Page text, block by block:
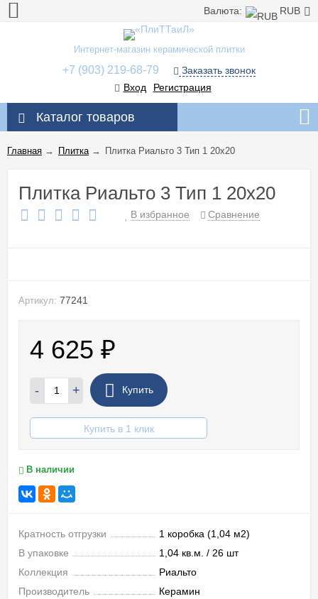
Валюта: RUB
Интернет-магазин керамической плитки
+7 (903) 219-68-79
Заказать звонок
Вход
Регистрация
Каталог товаров
Главная → Плитка→ Плитка Риальто 3 Тип 1 20x20
Плитка Риальто 3 Тип 1 20x20
В избранное Сравнение
Артикул: 77241
4 625 ₽
- + Купить
Купить в 1 клик
В наличии
Кратность отгрузки
1 коробка (1,04 м2)
В упаковке
1,04 кв.м. / 26 шт
Коллекция
Риальто
Производитель
Керамин